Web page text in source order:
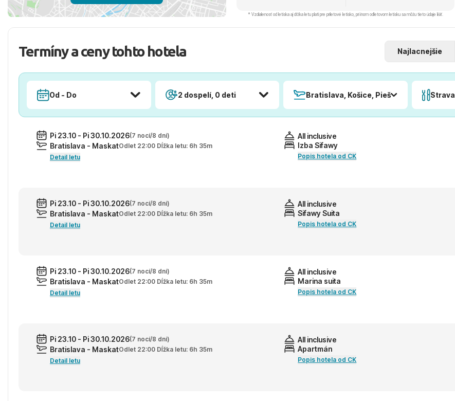
* Vzdialenosť od letiska aj dľžka letu platí pre príletové letisko, pri inom odletovom letisku sa môžu tieto údaje líšiť.
Termíny a ceny tohto hotela Najlacnejšie
Od - Do 2 dospelí, 0 deti Bratislava, Košice, Piešťany, PopradStrava
Pi 23.10 - Pi 30.10.2026(7 nocí/8 dní)
Bratislava - MaskatOdlet 22:00 Dĺžka letu: 6h 35m
Detail letu
All inclusive
Izba Sifawy
Popis hotela od CK
Pi 23.10 - Pi 30.10.2026(7 nocí/8 dní)
Bratislava - MaskatOdlet 22:00 Dĺžka letu: 6h 35m
Detail letu
All inclusive
Sifawy Suita
Popis hotela od CK
Pi 23.10 - Pi 30.10.2026(7 nocí/8 dní)
Bratislava - MaskatOdlet 22:00 Dĺžka letu: 6h 35m
Detail letu
All inclusive
Marina suita
Popis hotela od CK
Pi 23.10 - Pi 30.10.2026(7 nocí/8 dní)
Bratislava - MaskatOdlet 22:00 Dĺžka letu: 6h 35m
Detail letu
All inclusive
Apartmán
Popis hotela od CK